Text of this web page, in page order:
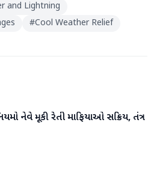
and Lightning
#Cool Weather Relief
નેવે મૂકી રેતી માફિયાઓ સક્રિય, તંત્ર